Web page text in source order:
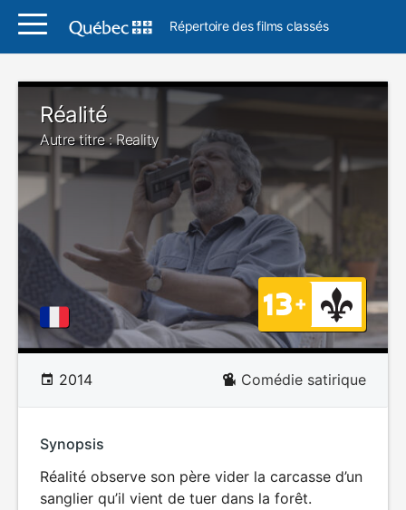
Répertoire des films classés
Réalité
Autre titre : Reality
2014 Comédie satirique
Synopsis
Réalité observe son père vider la carcasse d’un
sanglier qu’il vient de tuer dans la forêt.